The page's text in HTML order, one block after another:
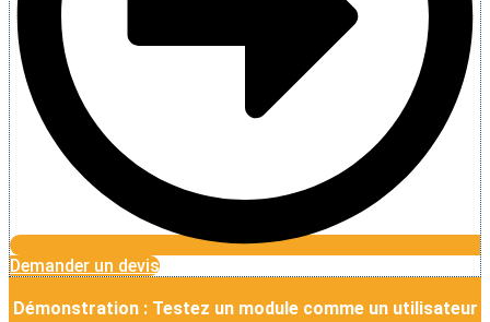
Demander un devis
Démonstration : Testez un module comme un utilisateur